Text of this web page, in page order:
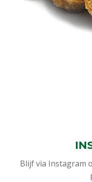
Blijf via Instagram